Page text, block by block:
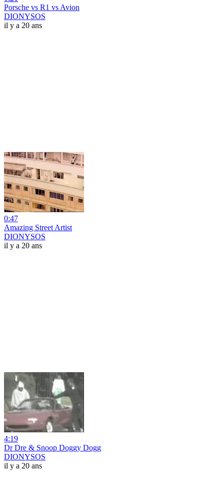
Porsche vs R1 vs Avion
DIONYSOS
il y a 20 ans
0:47
Amazing Street Artist
DIONYSOS
il y a 20 ans
4:19
Dr Dre & Snoop Doggy Dogg
DIONYSOS
il y a 20 ans